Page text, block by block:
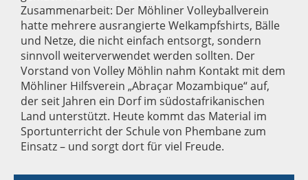
Zusammenarbeit: Der Möhliner Volleyballverein
hatte mehrere ausrangierte WeIkampfshirts, Bälle
und Netze, die nicht einfach entsorgt, sondern
sinnvoll weiterverwendet werden sollten. Der
Vorstand von Volley Möhlin nahm Kontakt mit dem
Möhliner Hilfsverein „Abraçar Mozambique“ auf,
der seit Jahren ein Dorf im südostafrikanischen
Land unterstützt. Heute kommt das Material im
Sportunterricht der Schule von Phembane zum
Einsatz – und sorgt dort für viel Freude.